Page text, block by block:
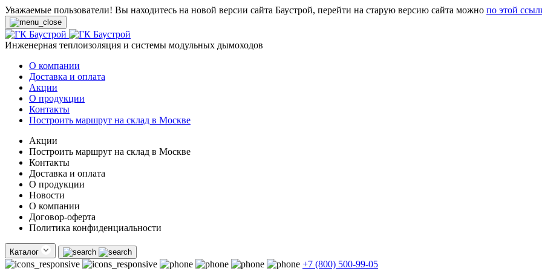
Уважаемые пользователи! Вы находитесь на новой версии сайта Баустрой, перейти на старую версию сайта можно по этой
Инженерная теплоизоляция и системы модульных дымоходов
О компании
Доставка и оплата
Акции
О продукции
Контакты
Построить маршрут на склад в Москве
Акции
Построить маршрут на склад в Москве
Контакты
Доставка и оплата
О продукции
Новости
О компании
Договор-оферта
Политика конфиденциальности
Каталог
+7 (800) 500-99-05